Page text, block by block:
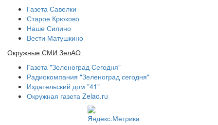
Газета Савелки
Старое Крюково
Наше Силино
Вести Матушкино
Окружные СМИ ЗелАО
Газета "Зеленоград Сегодня"
Радиокомпания "Зеленоград сегодня"
Издательский дом "41"
Окружная газета Zelao.ru